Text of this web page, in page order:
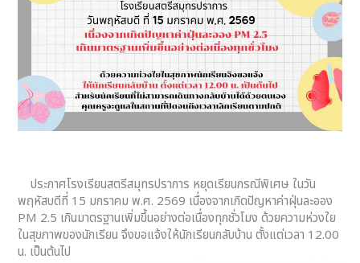
ประกาศโรงเรียนสตรีสมุทรปราการ หยุดเรียนกรณีพิเศษ ในวัน
พฤหัสบดีที่ 15 มกราคม พ.ศ. 2569 เนื่องจากเกิดปัญหาค่าฝุ่นละออง
PM 2.5 เกินมาตรฐานเพิ่มขึ้นอย่างต่อเนื่องทุกชั่วโมง ด้วยความห่วงใย
ในสุขภาพของนักเรียน จึงขอแจ้งให้นักเรียนกลับบ้าน ตั้งแต่เวลา 12.00
น. เป็นต้นไป